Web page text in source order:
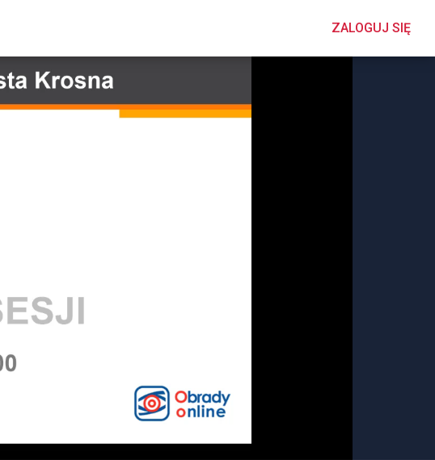
ZALOGUJ SIĘ